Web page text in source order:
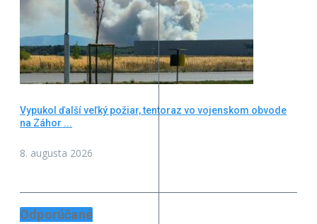
Vypukol ďalší veľký požiar, tentoraz vo vojenskom obvode
na Záhor ...
8. augusta 2026
Odporúčané